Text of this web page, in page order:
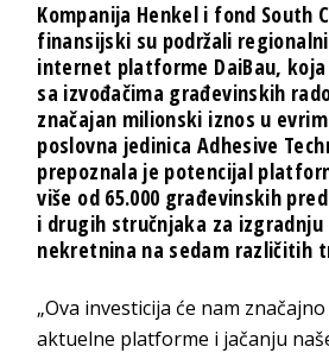
Kompanija Henkel i fond South
finansijski su podržali
internet platforme DaiBau,
sa izvođačima građevinskih
značajan milionski iznos u
poslovna jedinica Adhesive
prepoznala je potencijal
više od 65.000 građevinskih
i drugih stručnjaka za izgradnju
nekretnina na sedam različitih
„Ova investicija će nam
aktuelne platforme i jačanju